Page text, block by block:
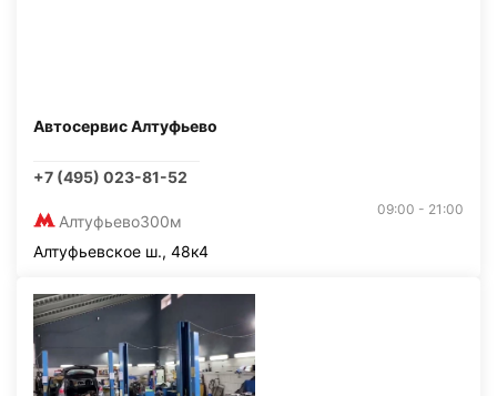
Автосервис Алтуфьево
+7 (495) 023-81-52
Алтуфьево300м
09:00 - 21:00
Алтуфьевское ш., 48к4